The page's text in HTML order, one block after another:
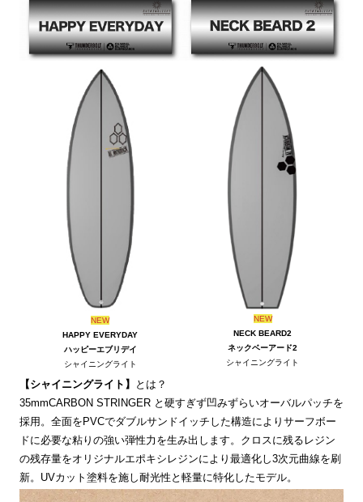
NEW
HAPPY EVERYDAY
ハッピーエブリデイ
シャイニングライト
NEW
NECK BEARD2
ネックベーアード2
シャイニングライト
【シャイニングライト】
とは？
35mmCARBON STRINGER と硬すぎず凹みずらいオーバルパッチを
採用。全面をPVCでダブルサンドイッチした構造によりサーフボー
ドに必要な粘りの強い弾性力を生み出します。クロスに残るレジン
の残存量をオリジナルエポキシレジンにより最適化し3次元曲線を刷
新。UVカット塗料を施し耐光性と軽量に特化したモデル。